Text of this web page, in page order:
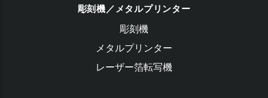
彫刻機／メタルプリンター
彫刻機
メタルプリンター
レーザー箔転写機